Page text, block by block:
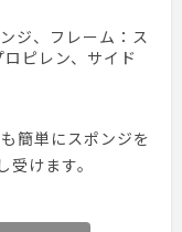
ジ、フレーム：ス
ピレン、サイド
簡単にスポンジを
けます。